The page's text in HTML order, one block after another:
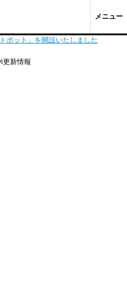
メニュー
ボット」を開設いたしました
更新情報